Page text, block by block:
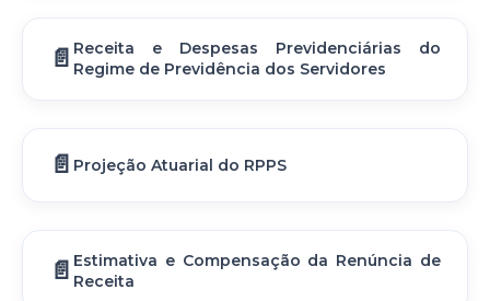
Receita e Despesas Previdenciárias do
Regime de Previdência dos Servidores
Projeção Atuarial do RPPS
Estimativa e Compensação da Renúncia de
Receita